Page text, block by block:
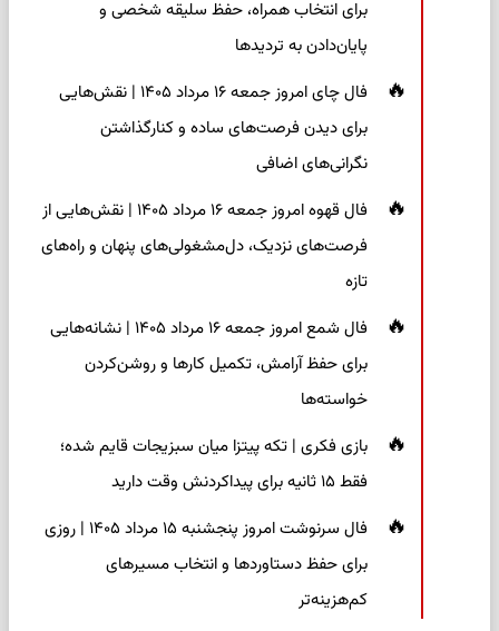
برای انتخاب همراه، حفظ سلیقه شخصی و
پایان‌دادن به تردیدها
فال چای امروز جمعه ۱۶ مرداد ۱۴۰۵ | نقش‌هایی
برای دیدن فرصت‌های ساده و کنارگذاشتن
نگرانی‌های اضافی
فال قهوه امروز جمعه ۱۶ مرداد ۱۴۰۵ | نقش‌هایی از
فرصت‌های نزدیک، دل‌مشغولی‌های پنهان و راه‌های
تازه
فال شمع امروز جمعه ۱۶ مرداد ۱۴۰۵ | نشانه‌هایی
برای حفظ آرامش، تکمیل کارها و روشن‌کردن
خواسته‌ها
بازی فکری | تکه پیتزا میان سبزیجات قایم شده؛
فقط ۱۵ ثانیه برای پیداکردنش وقت دارید
فال سرنوشت امروز پنجشنبه ۱۵ مرداد ۱۴۰۵ | روزی
برای حفظ دستاوردها و انتخاب مسیرهای
کم‌هزینه‌تر